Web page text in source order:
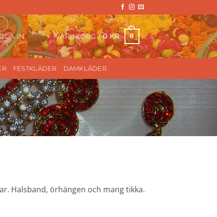
IN VARUKORG /0 KR 0
FESTKLÄDER DAMKLÄDER
Halsband, örhängen och mang tikka.